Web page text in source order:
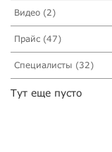
Видео (2)
Прайс (47)
Специалисты (32)
Тут еще пусто